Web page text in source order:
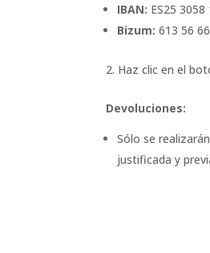
IBAN: ES25
Bizum: 613 56
Haz clic en el
Devoluciones:
Sólo se
justificada y